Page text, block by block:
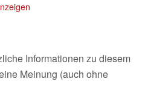
Informationen zu diesem
Meinung (auch ohne